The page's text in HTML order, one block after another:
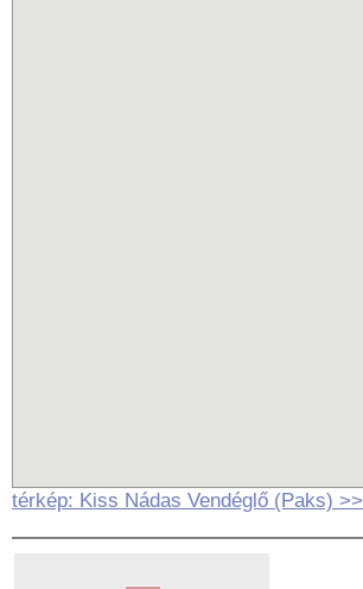
térkép: Kiss Nádas Vendéglő (Paks) >>